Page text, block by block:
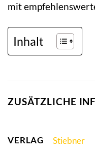
mit
Inhalt
ZUSÄTZLICHE
VERLAG Stiebner